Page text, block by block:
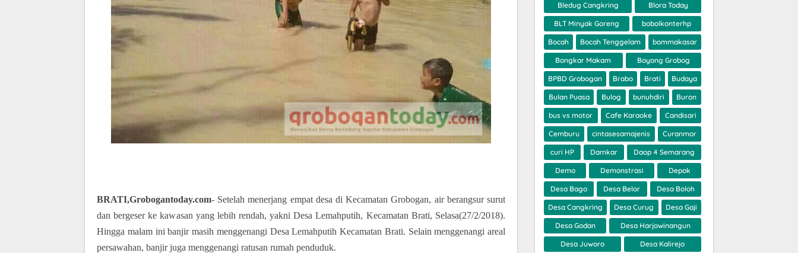
BRATI,Grobogantoday.com- Setelah menerjang empat desa di Kecamatan Grobogan, air berangsur surut
dan bergeser ke kawasan yang lebih rendah, yakni Desa Lemahputih, Kecamatan Brati, Selasa(27/2/2018).
Hingga malam ini banjir masih menggenangi Desa Lemahputih Kecamatan Brati. Selain menggenangi areal
persawahan, banjir juga menggenangi ratusan rumah penduduk.
Bledug Cangkring Blora Today
BLT Minyak Goreng bobolkonterhp
Bocah Bocah Tenggelam bommakasar
Bongkar Makam Boyong Grobog
BPBD Grobogan Brabo Brati Budaya
Bulan Puasa Bulog bunuhdiri Buron
bus vs motor Cafe Karaoke Candisari
Cemburu cintasesamajenis Curanmor
curi HP Damkar Daop 4 Semarang
Demo Demonstrasi Depok
Desa Bago Desa Belor Desa Boloh
Desa Cangkring Desa Curug Desa Gaji
Desa Godan Desa Harjowinangun
Desa Juworo Desa Kalirejo